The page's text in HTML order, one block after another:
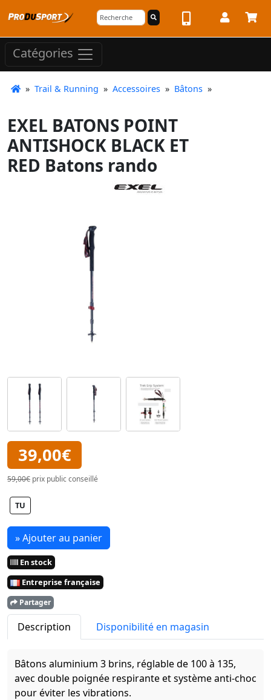
Catégories
» Trail & Running » Accessoires » Bâtons »
EXEL BATONS POINT
ANTISHOCK BLACK ET
RED Batons rando
39,00€
59,00€ prix public conseillé
TU
» Ajouter au panier
En stock
Entreprise française
Partager
Description Disponibilité en magasin
Bâtons aluminium 3 brins, réglable de 100 à 135,
avec double poignée respirante et système anti-choc
pour éviter les vibrations.